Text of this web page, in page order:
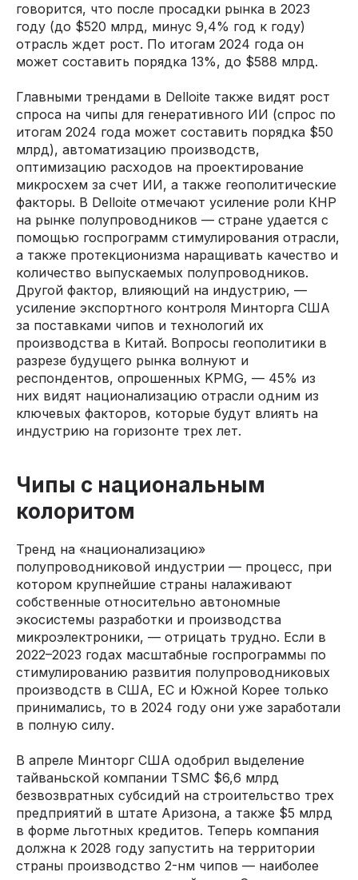
говорится, что после просадки рынка в 2023
году (до $520 млрд, минус 9,4% год к году)
отрасль ждет рост. По итогам 2024 года он
может составить порядка 13%, до $588 млрд.
Главными трендами в Delloite также видят рост
спроса на чипы для генеративного ИИ (спрос по
итогам 2024 года может составить порядка $50
млрд), автоматизацию производств,
оптимизацию расходов на проектирование
микросхем за счет ИИ, а также геополитические
факторы. В Delloite отмечают усиление роли КНР
на рынке полупроводников — стране удается с
помощью госпрограмм стимулирования отрасли,
а также протекционизма наращивать качество и
количество выпускаемых полупроводников.
Другой фактор, влияющий на индустрию, —
усиление экспортного контроля Минторга США
за поставками чипов и технологий их
производства в Китай. Вопросы геополитики в
разрезе будущего рынка волнуют и
респондентов, опрошенных KPMG, — 45% из
них видят национализацию отрасли одним из
ключевых факторов, которые будут влиять на
индустрию на горизонте трех лет.
Чипы с национальным
колоритом
Тренд на «национализацию»
полупроводниковой индустрии — процесс, при
котором крупнейшие страны налаживают
собственные относительно автономные
экосистемы разработки и производства
микроэлектроники, — отрицать трудно. Если в
2022–2023 годах масштабные госпрограммы по
стимулированию развития полупроводниковых
производств в США, ЕС и Южной Корее только
принимались, то в 2024 году они уже заработали
в полную силу.
В апреле Минторг США одобрил выделение
тайваньской компании TSMC $6,6 млрд
безвозвратных субсидий на строительство трех
предприятий в штате Аризона, а также $5 млрд
в форме льготных кредитов. Теперь компания
должна к 2028 году запустить на территории
страны производство 2-нм чипов — наиболее